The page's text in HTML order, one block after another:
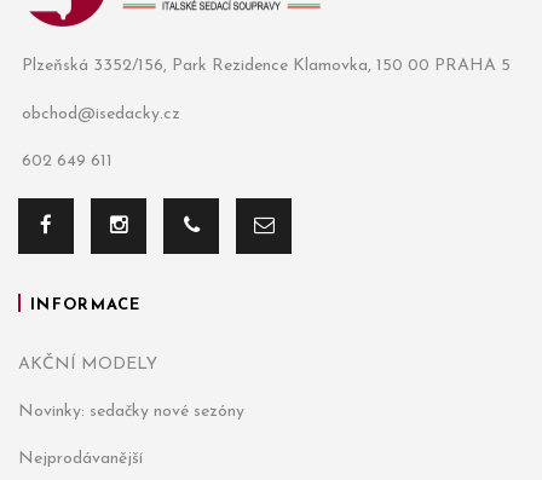
Plzeňská 3352/156, Park Rezidence Klamovka, 150 00 PRAHA 5
obchod@isedacky.cz
602 649 611
INFORMACE
AKČNÍ MODELY
Novinky: sedačky nové sezóny
Nejprodávanější